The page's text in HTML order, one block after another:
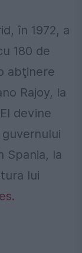
în 1972, a
180 de
abţinere
Rajoy, la
devine
Spania, la
lui